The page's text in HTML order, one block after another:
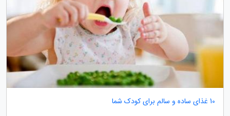
10 غذای ساده و سالم برای کودک شما